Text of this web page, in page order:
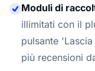
Moduli di
illimitati con il
pulsante
più recensioni